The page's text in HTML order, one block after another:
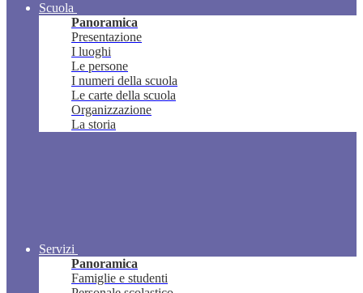
Scuola
Panoramica
Presentazione
I luoghi
Le persone
I numeri della scuola
Le carte della scuola
Organizzazione
La storia
Servizi
Panoramica
Famiglie e studenti